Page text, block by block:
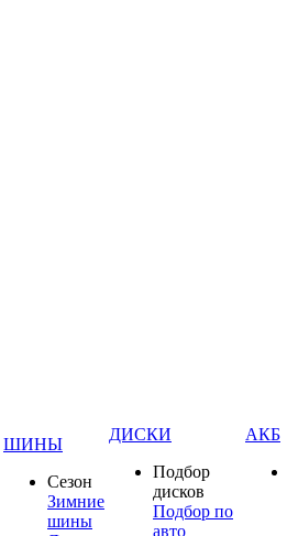
ШИНЫ
Сезон
Зимние
шины
ДИСКИ
Подбор
дисков
Подбор по
авто
АКБ